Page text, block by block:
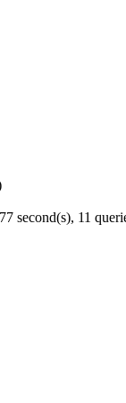
second(s), 11